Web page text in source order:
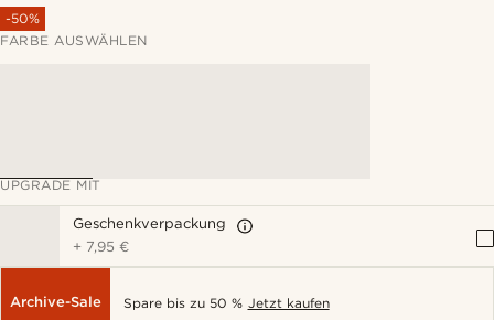
-50%
FARBE AUSWÄHLEN
UPGRADE MIT
Geschenkverpackung
+ 7,95 €
Archive-Sale Spare bis zu 50 % Jetzt kaufen